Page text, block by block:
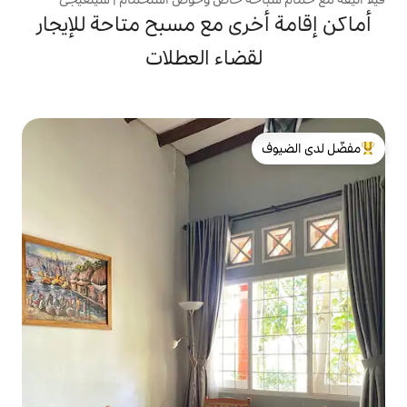
مع مسبح متاحة للإيجار
الضيوف